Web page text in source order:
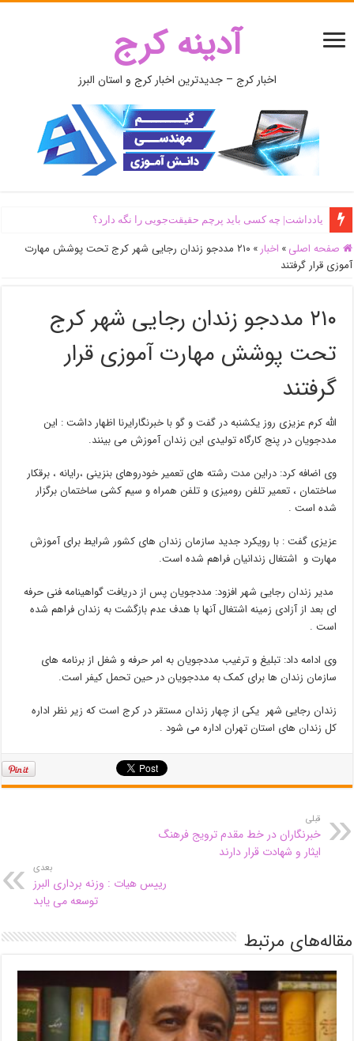
آدینه کرج
اخبار کرج – جدیدترین اخبار کرج و استان البرز
یادداشت| ‌چه کسی باید پرچم حقیقت‌جویی را نگه دارد؟
صفحه اصلی » اخبار »
۲۱۰ مددجو زندان رجایی شهر کرج تحت پوشش مهارت
آموزی قرار گرفتند
۲۱۰ مددجو زندان رجایی شهر کرج
تحت پوشش مهارت آموزی قرار
گرفتند
الله کرم عزیزی روز یکشنبه در گفت و گو با خبرنگارایرنا اظهار داشت : این
مددجویان در پنج کارگاه تولیدی این زندان آموزش می بینند.
وی اضافه کرد: دراین مدت رشته های تعمیر خودروهای بنزینی ،رایانه ، برقکار
ساختمان ، تعمیر تلفن رومیزی و تلفن همراه و سیم کشی ساختمان برگزار
شده است .
عزیزی گفت : با رویکرد جدید سازمان زندان های کشور شرایط برای آموزش
مهارت و اشتغال زندانیان فراهم شده است.
مدیر زندان رجایی شهر افزود: مددجویان پس از دریافت گواهینامه فنی حرفه
ای بعد از آزادی زمینه اشتغال آنها با هدف عدم بازگشت به زندان فراهم شده
است .
وی ادامه داد: تبلیغ و ترغیب مددجویان به امر حرفه و شغل از برنامه های
سازمان زندان ها برای کمک به مددجویان در حین تحمل کیفر است.
زندان رجایی شهر یکی از چهار زندان مستقر در کرج است که زیر نظر اداره
کل زندان های استان تهران اداره می شود .
قبلی
خبرنگاران در خط مقدم ترویج فرهنگ
ایثار و شهادت قرار دارند
بعدی
رییس هیات : وزنه برداری البرز
توسعه می یابد
مقاله‌های مرتبط